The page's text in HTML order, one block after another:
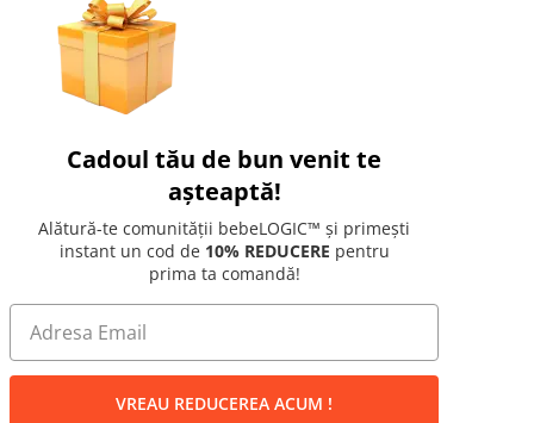
Cadoul tău de bun venit te
așteaptă!
Alătură-te comunității bebeLOGIC™ și primești
instant un cod de 10% REDUCERE pentru
prima ta comandă!
VREAU REDUCEREA ACUM !